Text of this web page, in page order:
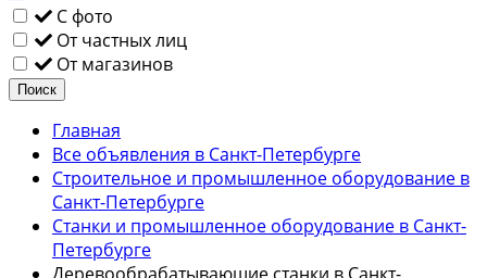
С фото
От частных лиц
От магазинов
Поиск
Главная
Все объявления в Санкт-Петербурге
Строительное и промышленное оборудование в
Санкт-Петербурге
Станки и промышленное оборудование в Санкт-
Петербурге